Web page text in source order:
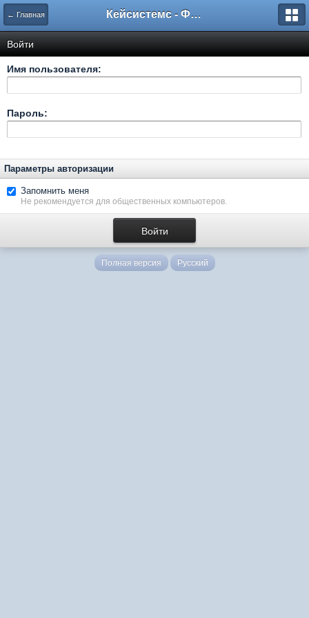
← Главная Кейсистемс - Форумы
Войти
Имя пользователя:
Пароль:
Параметры авторизации
Запомнить меня
Не рекомендуется для общественных компьютеров.
Полная версия Русский